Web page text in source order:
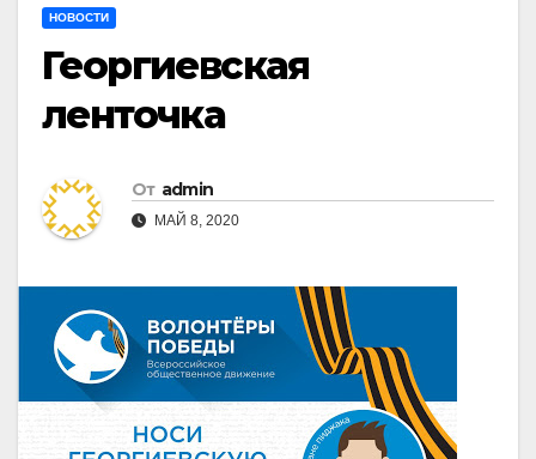
НОВОСТИ
Георгиевская
ленточка
От admin
МАЙ 8, 2020